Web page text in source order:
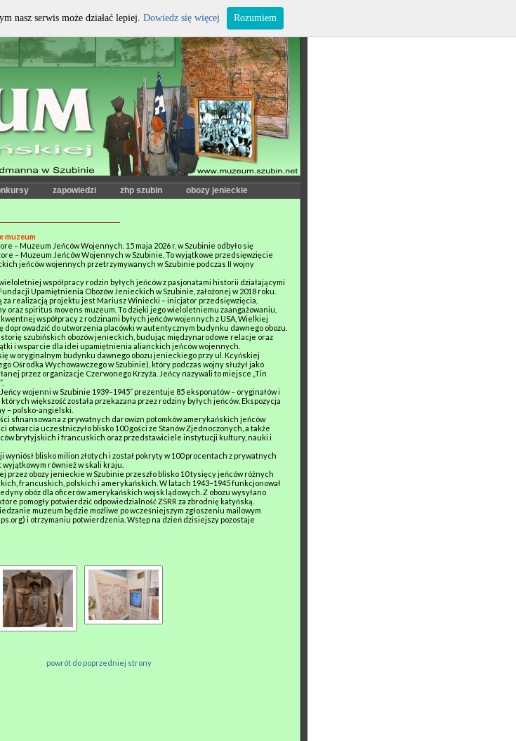
czcionka:
zapowiedzi zhp szubin obozy jenieckie
muzeum
– Muzeum Jeńców Wojennych. 15 maja 2026 r. w Szubinie odbyło się
– Muzeum Jeńców Wojennych w Szubinie. To wyjątkowe przedsięwzięcie
jeńców wojennych przetrzymywanych w Szubinie podczas II wojny
współpracy rodzin byłych jeńców z pasjonatami historii działającymi
Upamiętnienia Obozów Jenieckich w Szubinie, założonej w 2018 roku.
za realizacją projektu jest Mariusz Winiecki – inicjator przedsięwzięcia,
oraz spiritus movens muzeum. To dzięki jego wieloletniemu zaangażowaniu,
współpracy z rodzinami byłych jeńców wojennych z USA, Wielkiej
doprowadzić do utworzenia placówki w autentycznym budynku dawnego obozu.
szubińskich obozów jenieckich, budując międzynarodowe relacje oraz
i wsparcie dla idei upamiętnienia alianckich jeńców wojennych.
w oryginalnym budynku dawnego obozu jenieckiego przy ul. Kcyńskiej
Ośrodka Wychowawczego w Szubinie), który podczas wojny służył jako
przez organizacje Czerwonego Krzyża. Jeńcy nazywali to miejsce „Tin
wojenni w Szubinie 1939–1945” prezentuje 85 eksponatów – oryginałów i
większość została przekazana przez rodziny byłych jeńców. Ekspozycja
– polsko-angielski.
sfinansowana z prywatnych darowizn potomków amerykańskich jeńców
otwarcia uczestniczyło blisko 100 gości ze Stanów Zjednoczonych, a także
brytyjskich i francuskich oraz przedstawiciele instytucji kultury, nauki i
wyniósł blisko milion złotych i został pokryty w 100 procentach z prywatnych
również w skali kraju.
przez obozy jenieckie w Szubinie przeszło blisko 10 tysięcy jeńców różnych
francuskich, polskich i amerykańskich. W latach 1943–1945 funkcjonował
obóz dla oficerów amerykańskich wojsk lądowych. Z obozu wysyłano
pomogły potwierdzić odpowiedzialność ZSRR za zbrodnię katyńską.
muzeum będzie możliwe po wcześniejszym zgłoszeniu mailowym
i otrzymaniu potwierdzenia. Wstęp na dzień dzisiejszy pozostaje
powrót do poprzedniej strony
nasz serwis może działać lepiej. Dowiedz się więcej Rozumiem